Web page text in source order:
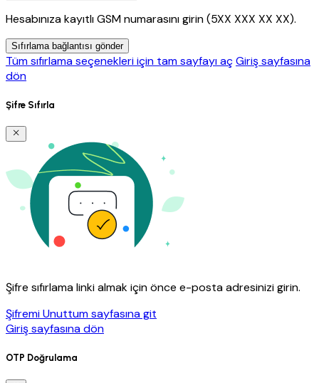
Hesabınıza kayıtlı GSM numarasını girin (5XX XXX XX XX).
Sıfırlama bağlantısı gönder
Tüm sıfırlama seçenekleri için tam sayfayı açGiriş sayfasına
dön
Şifre Sıfırla
Şifre sıfırlama linki almak için önce e-posta adresinizi girin.
Şifremi Unuttum sayfasına git
Giriş sayfasına dön
OTP Doğrulama